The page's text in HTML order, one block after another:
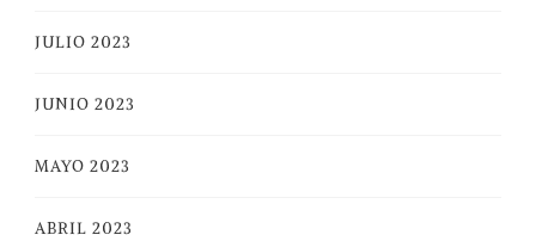
JULIO 2023
JUNIO 2023
MAYO 2023
ABRIL 2023